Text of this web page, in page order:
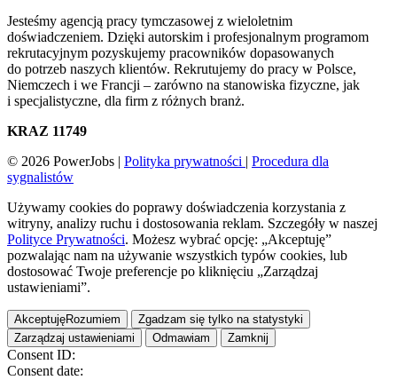
Jesteśmy agencją pracy tymczasowej z wieloletnim
doświadczeniem. Dzięki autorskim i profesjonalnym programom
rekrutacyjnym pozyskujemy pracowników dopasowanych
do potrzeb naszych klientów. Rekrutujemy do pracy w Polsce,
Niemczech i we Francji – zarówno na stanowiska fizyczne, jak
i specjalistyczne, dla firm z różnych branż.
KRAZ 11749
© 2026 PowerJobs | Polityka prywatności | Procedura dla
sygnalistów
Używamy cookies do poprawy doświadczenia korzystania z
witryny, analizy ruchu i dostosowania reklam. Szczegóły w naszej
Polityce Prywatności. Możesz wybrać opcję: „Akceptuję”
pozwalając nam na używanie wszystkich typów cookies, lub
dostosować Twoje preferencje po kliknięciu „Zarządzaj
ustawieniami”.
AkceptujęRozumiem
Zgadzam się tylko na statystyki
Zarządzaj ustawieniami
Odmawiam Zamknij
Consent ID:
Consent date: